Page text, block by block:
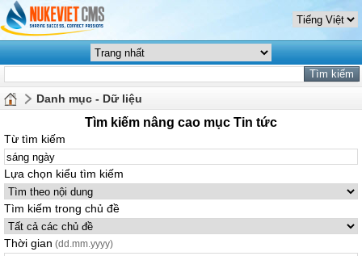
Danh mục - Dữ liệu
Tìm kiếm nâng cao mục Tin tức
Từ tìm kiếm
Lựa chọn kiểu tìm kiếm
Tìm kiếm trong chủ đề
Thời gian (dd.mm.yyyy)